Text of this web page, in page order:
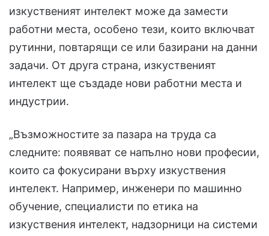
изкуственият интелект може да замести
работни места, особено тези, които включват
рутинни, повтарящи се или базирани на данни
задачи. От друга страна, изкуственият
интелект ще създаде нови работни места и
индустрии.
„Възможностите за пазара на труда са
следните: появяват се напълно нови професии,
които са фокусирани върху изкуствения
интелект. Например, инженери по машинно
обучение, специалисти по етика на
изкуствения интелект, надзорници на системи